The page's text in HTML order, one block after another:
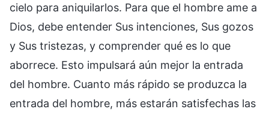
cielo para aniquilarlos. Para que el hombre ame a
Dios, debe entender Sus intenciones, Sus gozos
y Sus tristezas, y comprender qué es lo que
aborrece. Esto impulsará aún mejor la entrada
del hombre. Cuanto más rápido se produzca la
entrada del hombre, más estarán satisfechas las